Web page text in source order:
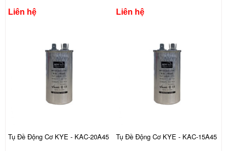
Liên hệ Liên hệ
Tụ Đề Động Cơ KYE - KAC-20A45 Tụ Đề Động Cơ KYE - KAC-15A45